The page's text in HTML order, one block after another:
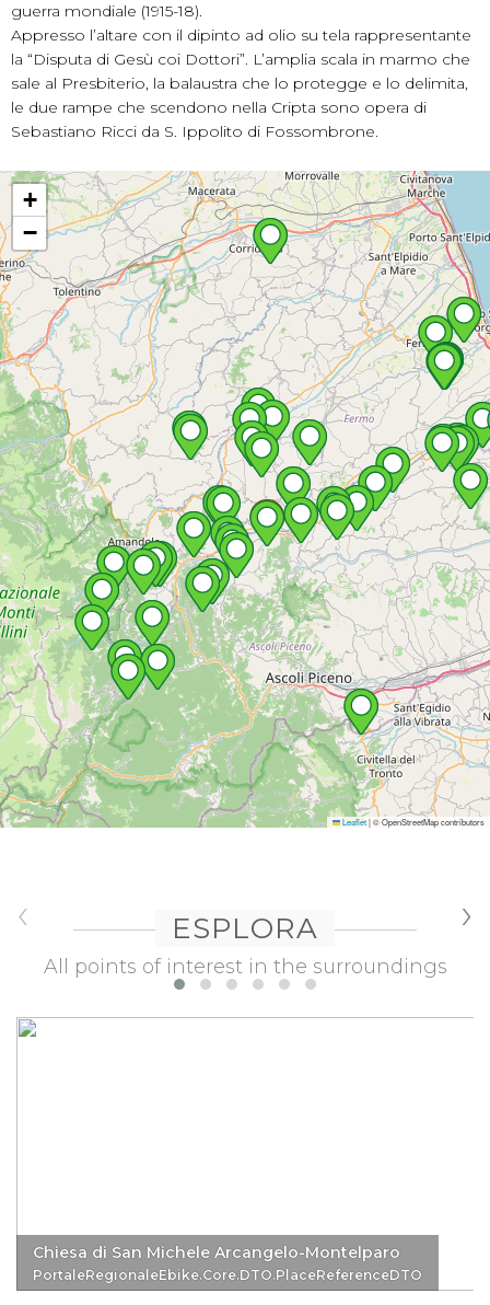
guerra mondiale (1915-18).
Appresso l’altare con il dipinto ad olio su tela rappresentante
la “Disputa di Gesù coi Dottori”. L’amplia scala in marmo che
sale al Presbiterio, la balaustra che lo protegge e lo delimita,
le due rampe che scendono nella Cripta sono opera di
Sebastiano Ricci da S. Ippolito di Fossombrone.
+
−
Leaflet|© OpenStreetMap contributors
ESPLORA
All points of interest in the surroundings
Chiesa di San Michele Arcangelo-Montelparo
PortaleRegionaleEbike.Core.DTO.PlaceReferenceDTO
‹ ›